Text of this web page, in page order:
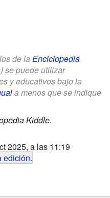
de la Enciclopedia
se puede utilizar
y educativos bajo la
a menos que se indique
Kiddle.
2025, a las 11:19
edición.